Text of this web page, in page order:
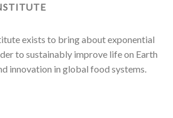
exists to bring about exponential
to sustainably improve life on Earth
innovation in global food systems.